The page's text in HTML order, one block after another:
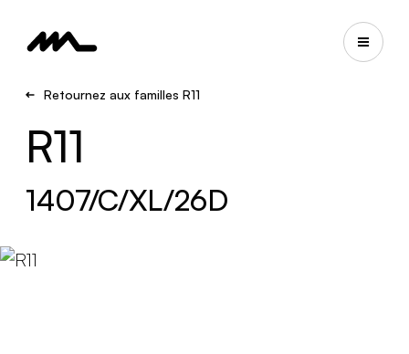
Retournez aux familles R11
R11
1407/C/XL/26D